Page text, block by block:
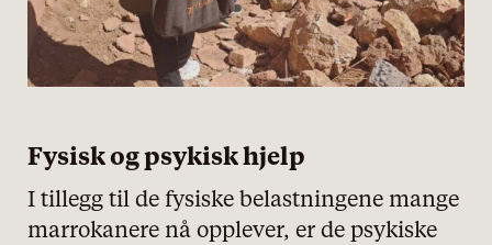
Fysisk og psykisk hjelp
I tillegg til de fysiske belastningene mange
marrokanere nå opplever, er de psykiske